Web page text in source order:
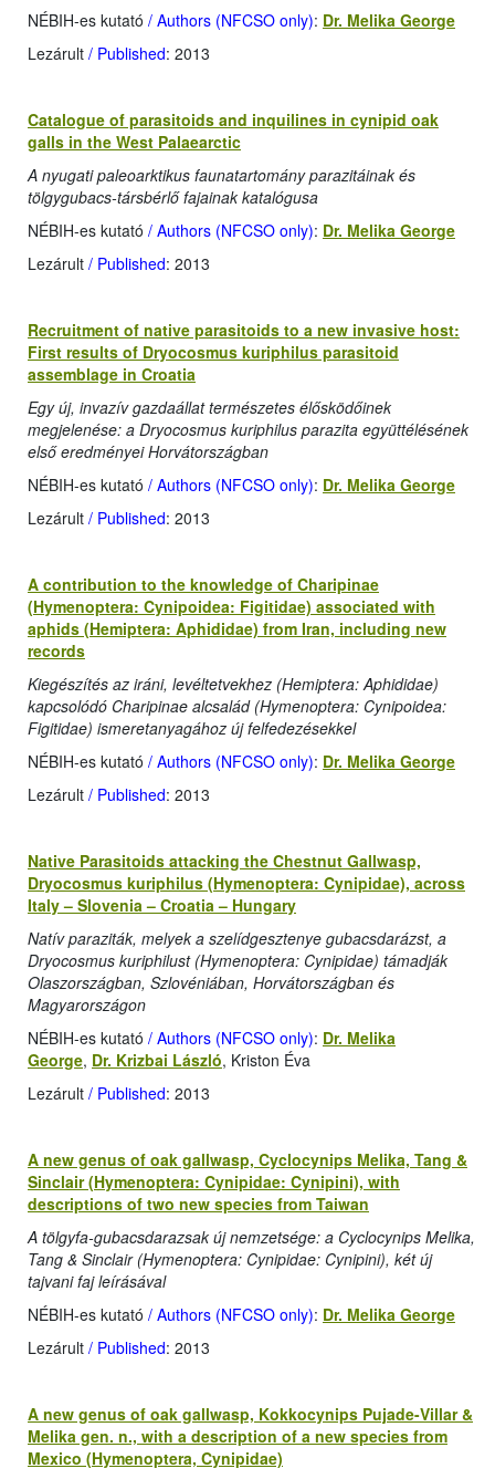
NÉBIH-es kutató / Authors (NFCSO only): Dr. Melika George
Lezárult / Published: 2013
Catalogue of parasitoids and inquilines in cynipid oak
galls in the West Palaearctic
A nyugati paleoarktikus faunatartomány parazitáinak és
tölgygubacs-társbérlő fajainak katalógusa
NÉBIH-es kutató / Authors (NFCSO only): Dr. Melika George
Lezárult / Published: 2013
Recruitment of native parasitoids to a new invasive host:
First results of Dryocosmus kuriphilus parasitoid
assemblage in Croatia
Egy új, invazív gazdaállat természetes élősködőinek
megjelenése: a Dryocosmus kuriphilus parazita együttélésének
első eredményei Horvátországban
NÉBIH-es kutató / Authors (NFCSO only): Dr. Melika George
Lezárult / Published: 2013
A contribution to the knowledge of Charipinae
(Hymenoptera: Cynipoidea: Figitidae) associated with
aphids (Hemiptera: Aphididae) from Iran, including new
records
Kiegészítés az iráni, levéltetvekhez (Hemiptera: Aphididae)
kapcsolódó Charipinae alcsalád (Hymenoptera: Cynipoidea:
Figitidae) ismeretanyagához új felfedezésekkel
NÉBIH-es kutató / Authors (NFCSO only): Dr. Melika George
Lezárult / Published: 2013
Native Parasitoids attacking the Chestnut Gallwasp,
Dryocosmus kuriphilus (Hymenoptera: Cynipidae), across
Italy – Slovenia – Croatia – Hungary
Natív paraziták, melyek a szelídgesztenye gubacsdarázst, a
Dryocosmus kuriphilust (Hymenoptera: Cynipidae) támadják
Olaszországban, Szlovéniában, Horvátországban és
Magyarországon
NÉBIH-es kutató / Authors (NFCSO only): Dr. Melika
George, Dr. Krizbai László, Kriston Éva
Lezárult / Published: 2013
A new genus of oak gallwasp, Cyclocynips Melika, Tang &
Sinclair (Hymenoptera: Cynipidae: Cynipini), with
descriptions of two new species from Taiwan
A tölgyfa-gubacsdarazsak új nemzetsége: a Cyclocynips Melika,
Tang & Sinclair (Hymenoptera: Cynipidae: Cynipini), két új
tajvani faj leírásával
NÉBIH-es kutató / Authors (NFCSO only): Dr. Melika George
Lezárult / Published: 2013
A new genus of oak gallwasp, Kokkocynips Pujade-Villar &
Melika gen. n., with a description of a new species from
Mexico (Hymenoptera, Cynipidae)